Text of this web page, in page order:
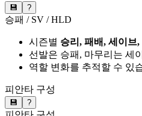
💾 ?
승패 / SV / HLD
시즌별 승리, 패배, 세이브,
선발은 승패, 마무리는 세
역할 변화를 추적할 수 있
피안타 구성
💾 ?